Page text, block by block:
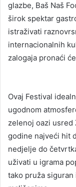
glazbe, Baš Naš
širok spektar
istraživati
internacionalnih
zalogaja pronaći
Ovaj Festival
ugodnom
zelenoj oazi usred
godine najveći hit
nedjelje do
uživati u igrama
tako pruža